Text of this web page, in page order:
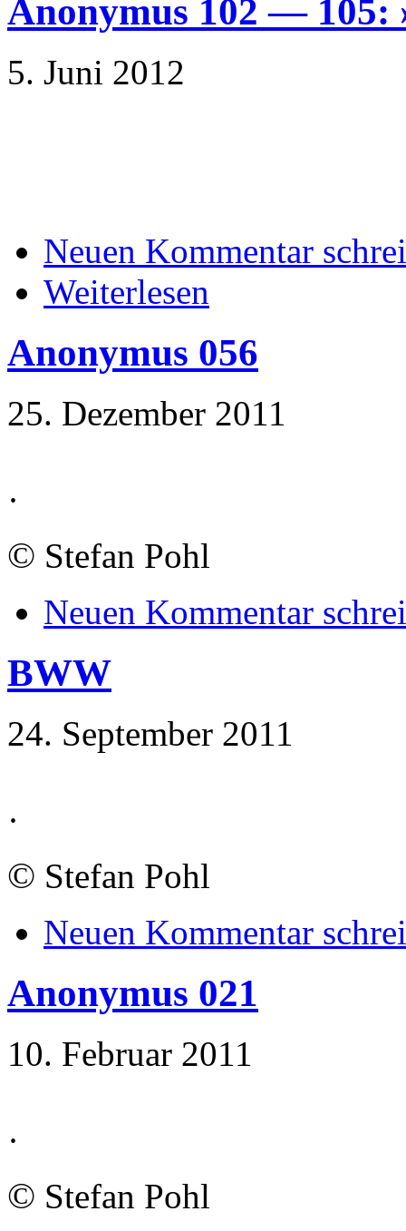
Anonymus 102 — 105:
5. Juni 2012
Neuen Kommentar
Weiterlesen
Anonymus 056
25. Dezember 2011
·
© Stefan Pohl
Neuen Kommentar
BWW
24. September 2011
·
© Stefan Pohl
Neuen Kommentar
Anonymus 021
10. Februar 2011
·
© Stefan Pohl